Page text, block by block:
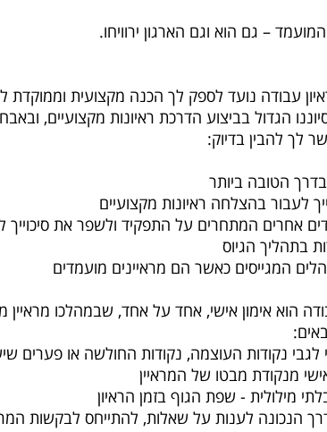
– גם הוא וגם הארגון ירוויחו.
עבודה נועד לספק לך הכנה מקצועית וממוקדת
הגדול בביצוע הדרכת ראיונות מקצועיים,
לך להבין בדיוק:
הטובה ביותר
לעבור בהצלחה ראיונות מקצועיים
אחרים המתחרים על התפקיד ולשפר את
בתהליך הגיוס
המגייסים כאשר הם מראיינים מועמדים
הוא אימון אישי, אחד על אחד, שבמהלכו